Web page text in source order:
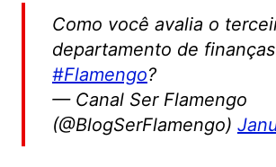
Como você avalia o
departamento de
#Flamengo?
— Canal Ser Flamengo
(@BlogSerFlamengo)